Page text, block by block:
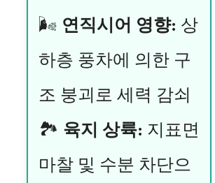
🌬️ 연직시어 영향: 상
하층 풍차에 의한 구
조 붕괴로 세력 감쇠
🏞️ 육지 상륙: 지표면
마찰 및 수분 차단으